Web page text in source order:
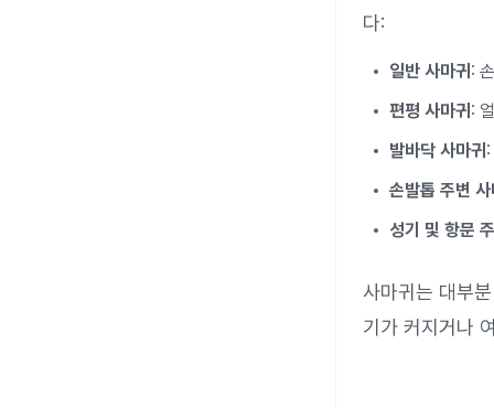
다:
일반 사마귀 :
편평 사마귀 :
발바닥 사마귀
손발톱 주변
성기 및 항문
사마귀는 대부
기가 커지거나